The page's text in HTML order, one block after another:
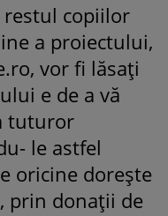
restul copiilor
a proiectului,
vor fi lăsaţi
e de a vă
tuturor
le astfel
oricine doreşte
prin donaţii de